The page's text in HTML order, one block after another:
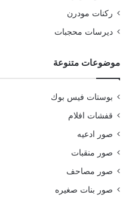
ركنات مودرن
ديرسات محجبات
موضوعات متنوعة
بوستات فيس بوك
قفشات افلام
صور ادعيه
صور منقبات
صور مصاحف
صور بنات صغيره